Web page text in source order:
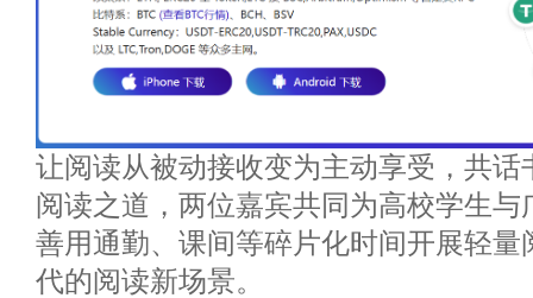
让阅读从被动接收变为主动享受，共话
阅读之道，两位嘉宾共同为高校学生
善用通勤、课间等碎片化时间开展轻量
代的阅读新场景。